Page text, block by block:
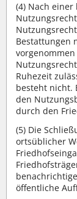
(4) Nach
Bestattungen
Ruhezeit
besteht nicht.
den
durch den
(5) Die
ortsüblicher
öffentliche